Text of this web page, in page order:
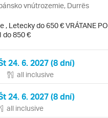
vnútrozemie, Durrës
, Letecky do 650 € VRÁTANE
do 850 €
24. 6. 2027 (8 dní)
all inclusive
24. 6. 2027 (8 dní)
all inclusive